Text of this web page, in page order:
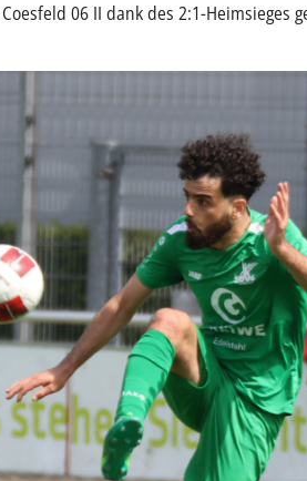
06 II dank des 2:1-Heimsieges